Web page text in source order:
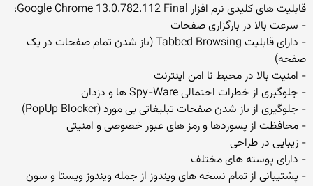
قابلیت های کلیدی نرم افزار Google Chrome 13.0.782.112 Final:
- سرعت بالا در بارگزاری صفحات
- دارای قابلیت ‏Tabbed Browsing (باز شدن تمام صفحات در یک
صفحه)
- امنیت بالا در محیط نا امن اینترنت
- جلوگبری از خطرات احتمالی Spy-Ware ها و دزدان
- جلوگیری از باز شدن صفحات تبلیغاتی بی مورد (PopUp Blocker)
- محافظت از پسوردها و رمز های عبور خصوصی و امنیتی
- زیبایی در طراحی
- دارای پوسته های مختلف
- پشتیبانی از تمام نسخه های ویندوز از جمله ویندوز ویستا و سون